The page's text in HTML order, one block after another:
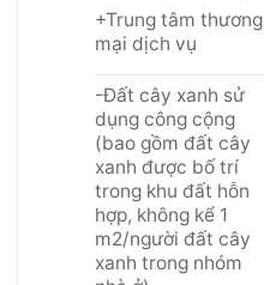
+Trung tâm thương
mại dịch vụ
-Đất cây xanh sử
dụng công cộng
(bao gồm đất cây
xanh được bố trí
trong khu đất hỗn
hợp, không kể 1
m2/người đất cây
xanh trong nhóm